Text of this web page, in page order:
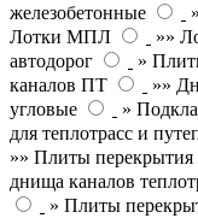
железобетонные
Лотки МПЛ
»»
автодорог
»
каналов ПТ
»»
угловые
»
для теплотрасс и
»» Плиты перекрытия
днища каналов
» Плиты